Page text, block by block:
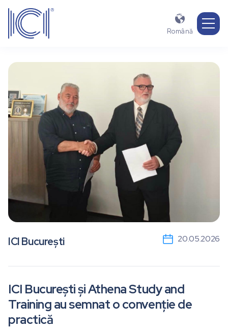

Română
ICI București 20.05.2026
ICI București și Athena Study and
Training au semnat o convenție de
practică